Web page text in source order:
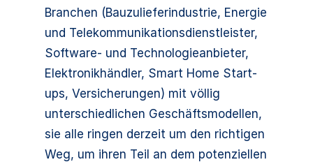
Branchen (Bauzulieferindustrie, Energie
und Telekommunikationsdienstleister,
Software- und Technologieanbieter,
Elektronikhändler, Smart Home Start-
ups, Versicherungen) mit völlig
unterschiedlichen Geschäftsmodellen,
sie alle ringen derzeit um den richtigen
Weg, um ihren Teil an dem potenziellen